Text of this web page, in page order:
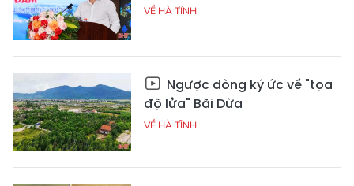
VỀ HÀ TĨNH
Ngược dòng ký ức về "tọa
độ lửa" Bãi Dừa
VỀ HÀ TĨNH